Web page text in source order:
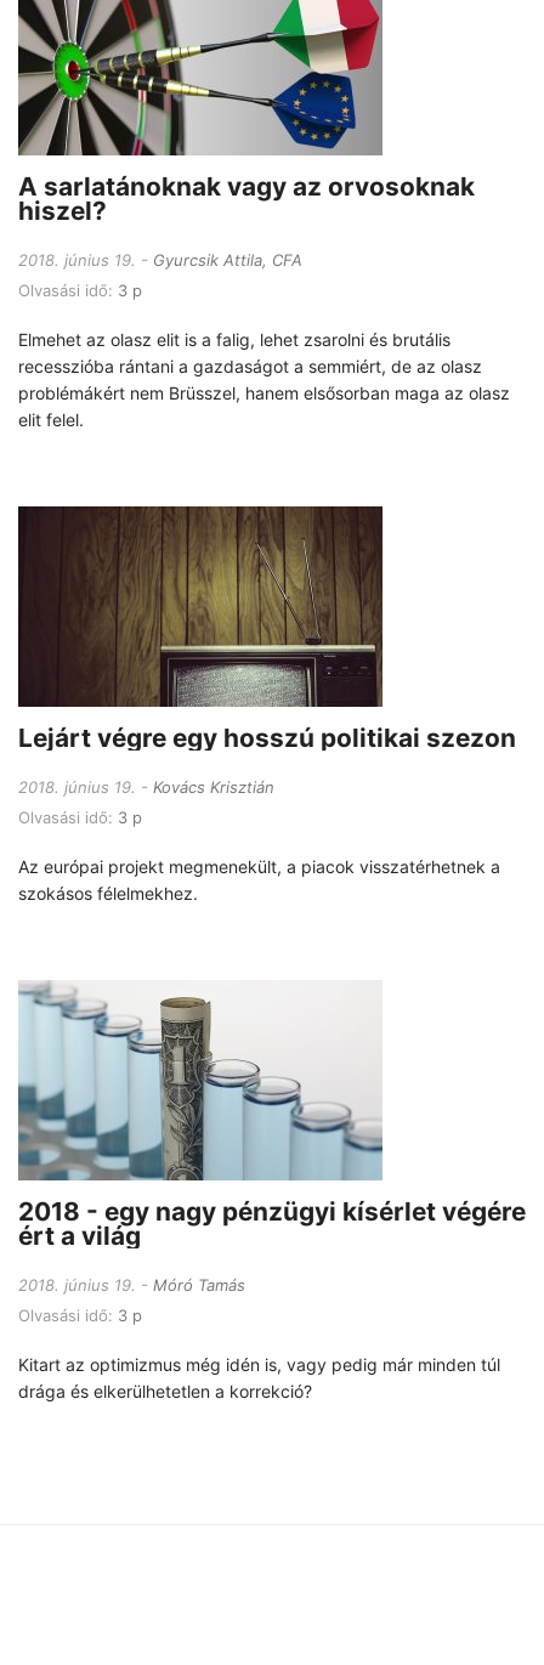
A sarlatánoknak vagy az orvosoknak
hiszel?
2018. június 19.
Gyurcsik Attila, CFA
Olvasási idő: 3 p
Elmehet az olasz elit is a falig, lehet zsarolni és brutális
recesszióba rántani a gazdaságot a semmiért, de az olasz
problémákért nem Brüsszel, hanem elsősorban maga az olasz
elit felel.
Lejárt végre egy hosszú politikai szezon
2018. június 19.
Kovács Krisztián
Olvasási idő: 3 p
Az európai projekt megmenekült, a piacok visszatérhetnek a
szokásos félelmekhez.
2018 - egy nagy pénzügyi kísérlet végére
ért a világ
2018. június 19.
Móró Tamás
Olvasási idő: 3 p
Kitart az optimizmus még idén is, vagy pedig már minden túl
drága és elkerülhetetlen a korrekció?